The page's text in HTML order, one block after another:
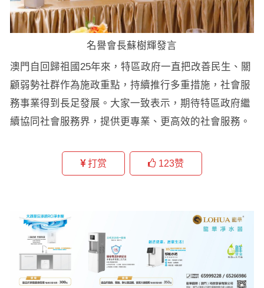
名譽會長蘇樹輝發言
澳門自回歸祖國25年來，特區政府一直把改善民生、關
顧弱勢社群作為施政重點，持續推行多重措施，社會服
務事業得到長足發展。大家一致表示，期待特區政府繼
續協同社會服務界，提供更專業、更高效的社會服務。
打赏 123赞